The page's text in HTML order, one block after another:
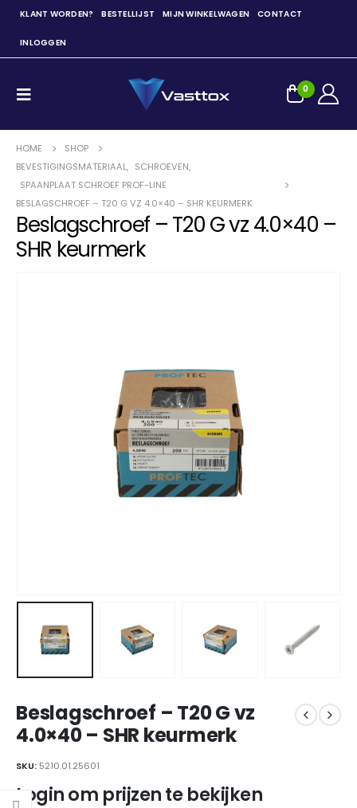
KLANT WORDEN? BESTELLIJST MIJN WINKELWAGEN CONTACT
INLOGGEN
0
HOME
SHOP
BEVESTIGINGSMATERIAAL, SCHROEVEN,
SPAANPLAAT SCHROEF PROF-LINE
BESLAGSCHROEF – T20 G VZ 4.0×40 – SHR KEURMERK
Beslagschroef – T20 G vz 4.0×40 –
SHR keurmerk
Beslagschroef – T20 G vz
4.0×40 – SHR keurmerk
SKU: 5210.01.25601
Login om prijzen te bekijken